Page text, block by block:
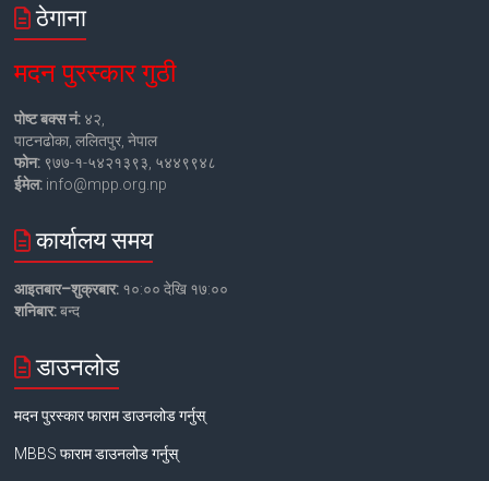
ठेगाना
मदन पुरस्कार गुठी
पोष्ट बक्स नं: ४२,
पाटनढोका, ललितपुर, नेपाल
फोन: ९७७-१-५४२१३९३, ५४४९९४८
ईमेल: info@mpp.org.np
कार्यालय समय
आइतबार–शुक्रबार: १०:०० देखि १७:००
शनिबार:बन्द
डाउनलोड
मदन पुरस्कार फाराम डाउनलोड गर्नुस्
MBBS फाराम डाउनलोड गर्नुस्